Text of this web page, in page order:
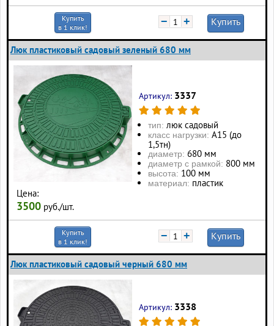
Купить
в 1 клик!
− + Купить
Люк пластиковый садовый зеленый 680 мм
Цена:
3500 руб./шт.
Артикул: 3337
тип: люк садовый
класс нагрузки: А15 (до
1,5тн)
диаметр: 680 мм
диаметр с рамкой: 800 мм
высота: 100 мм
материал: пластик
Купить
в 1 клик!
− + Купить
Люк пластиковый садовый черный 680 мм
Артикул: 3338